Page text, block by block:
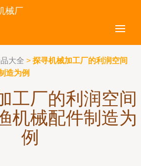
械厂
大全 > 探寻机械加工厂的利润空间
造为例
工厂的利润空间
机械配件制造为
例